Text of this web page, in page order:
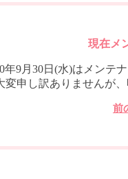
現在メ
年9月30日(水)はメンテ
変申し訳ありませんが
前